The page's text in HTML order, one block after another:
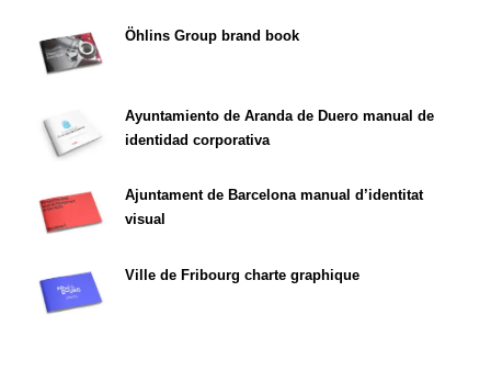
Öhlins Group brand book
Ayuntamiento de Aranda de Duero manual de
identidad corporativa
Ajuntament de Barcelona manual d’identitat
visual
Ville de Fribourg charte graphique